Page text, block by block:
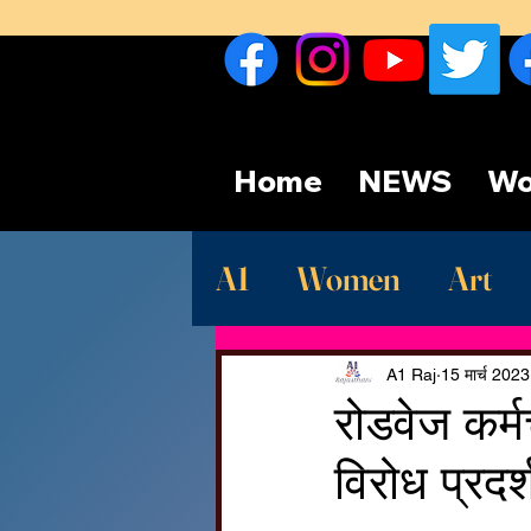
Home NEWS
A1 Women Art
Sport देश
रोडवेज
विरोध
A1 Raj 15 मार्च 2023